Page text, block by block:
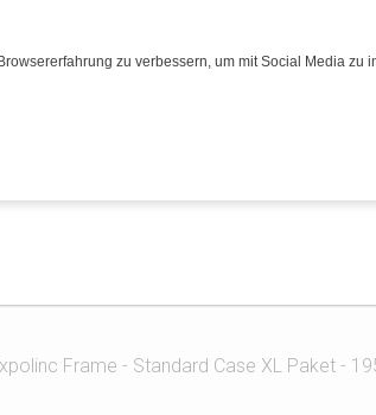
zu verbessern, um mit Social Media
Frame - Standard Case XL Paket -